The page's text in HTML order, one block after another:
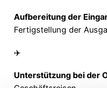
Aufbereitung der
Fertigstellung der
✈️
Unterstützung bei der